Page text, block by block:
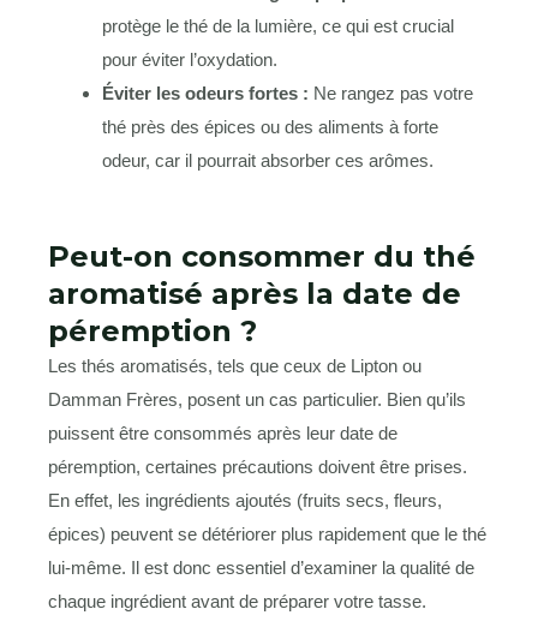
protège le thé de la lumière, ce qui est crucial
pour éviter l’oxydation.
Éviter les odeurs fortes : Ne rangez pas votre
thé près des épices ou des aliments à forte
odeur, car il pourrait absorber ces arômes.
Peut-on consommer du thé
aromatisé après la date de
péremption ?
Les thés aromatisés, tels que ceux de Lipton ou
Damman Frères, posent un cas particulier. Bien qu’ils
puissent être consommés après leur date de
péremption, certaines précautions doivent être prises.
En effet, les ingrédients ajoutés (fruits secs, fleurs,
épices) peuvent se détériorer plus rapidement que le thé
lui-même. Il est donc essentiel d’examiner la qualité de
chaque ingrédient avant de préparer votre tasse.